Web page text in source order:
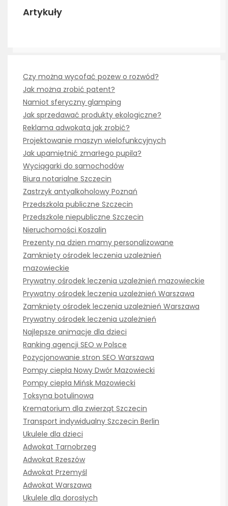
Artykuły
Czy można wycofać pozew o rozwód?
Jak można zrobić patent?
Namiot sferyczny glamping
Jak sprzedawać produkty ekologiczne?
Reklama adwokata jak zrobić?
Projektowanie maszyn wielofunkcyjnych
Jak upamiętnić zmarłego pupila?
Wyciągarki do samochodów
Biura notarialne Szczecin
Zastrzyk antyalkoholowy Poznań
Przedszkola publiczne Szczecin
Przedszkole niepubliczne Szczecin
Nieruchomości Koszalin
Prezenty na dzien mamy personalizowane
Zamknięty ośrodek leczenia uzależnień
mazowieckie
Prywatny ośrodek leczenia uzależnień mazowieckie
Prywatny ośrodek leczenia uzależnień Warszawa
Zamknięty ośrodek leczenia uzależnień Warszawa
Prywatny ośrodek leczenia uzależnień
Najlepsze animacje dla dzieci
Ranking agencji SEO w Polsce
Pozycjonowanie stron SEO Warszawa
Pompy ciepła Nowy Dwór Mazowiecki
Pompy ciepła Mińsk Mazowiecki
Toksyna botulinowa
Krematorium dla zwierząt Szczecin
Transport indywidualny Szczecin Berlin
Ukulele dla dzieci
Adwokat Tarnobrzeg
Adwokat Rzeszów
Adwokat Przemyśl
Adwokat Warszawa
Ukulele dla dorosłych